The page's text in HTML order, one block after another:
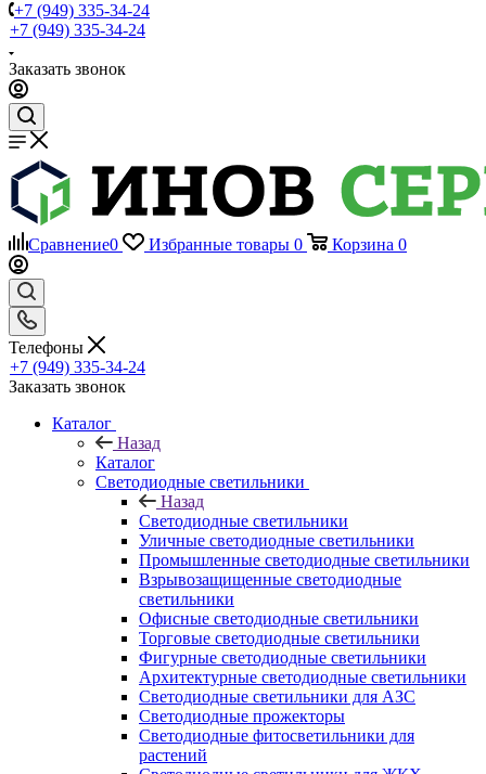
+7 (949) 335-34-24
+7 (949) 335-34-24
Заказать звонок
Сравнение0 Избранные товары 0 Корзина 0
Телефоны
+7 (949) 335-34-24
Заказать звонок
Каталог
Назад
Каталог
Светодиодные светильники
Назад
Светодиодные светильники
Уличные светодиодные светильники
Промышленные светодиодные светильники
Взрывозащищенные светодиодные
светильники
Офисные светодиодные светильники
Торговые светодиодные светильники
Фигурные светодиодные светильники
Архитектурные светодиодные светильники
Светодиодные светильники для АЗС
Светодиодные прожекторы
Светодиодные фитосветильники для
растений